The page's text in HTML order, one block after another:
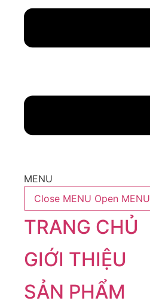
MENU
Close MENU Open MENU
TRANG CHỦ
GIỚI THIỆU
SẢN PHẨM